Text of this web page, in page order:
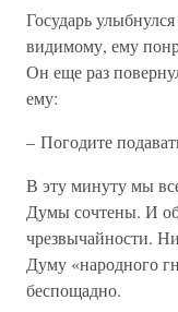
Государь
видимому, ему
Он еще раз
ему:
– Погодите
В эту минуту мы
Думы сочтены. И
чрезвычайности.
Думу «народного
беспощадно.